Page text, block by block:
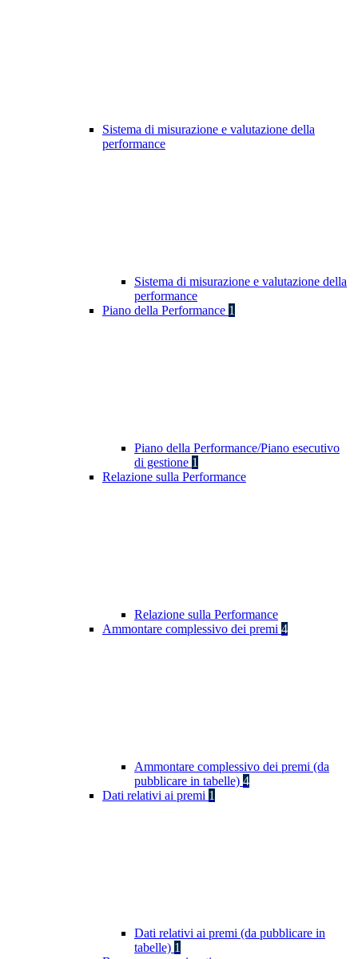
Sistema di misurazione e valutazione della
performance
Sistema di misurazione e valutazione della
performance
Piano della Performance 1
Piano della Performance/Piano esecutivo
di gestione 1
Relazione sulla Performance
Relazione sulla Performance
Ammontare complessivo dei premi 4
Ammontare complessivo dei premi (da
pubblicare in tabelle) 4
Dati relativi ai premi 1
Dati relativi ai premi (da pubblicare in
tabelle) 1